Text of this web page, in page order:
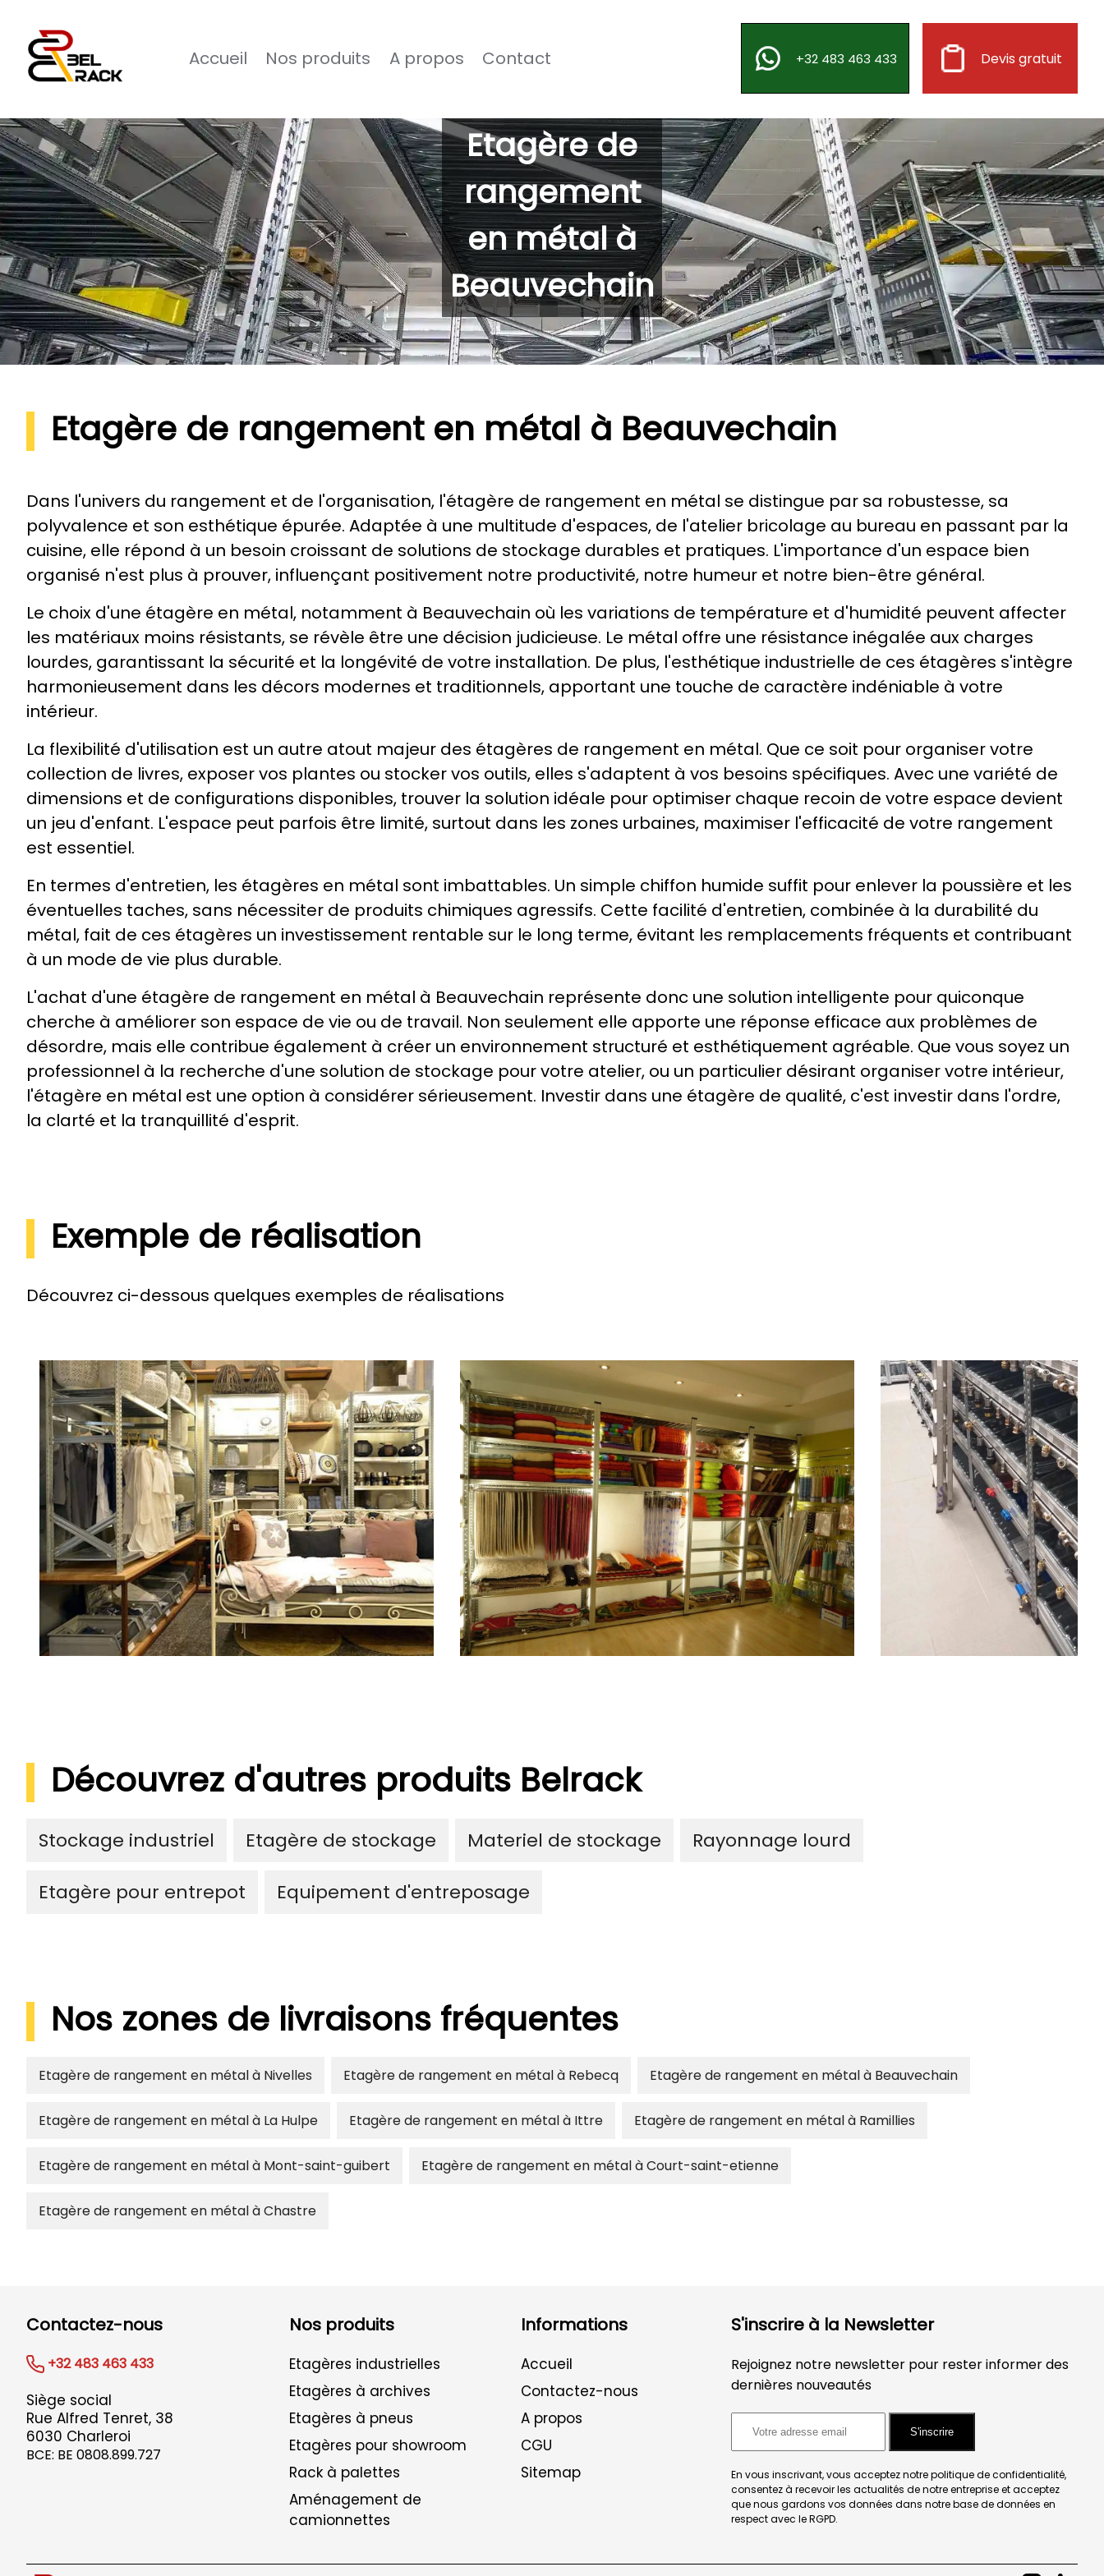
Accueil Nos produits A propos Contact +32 483 463 433 Devis gratuit
Etagère de
rangement
en métal à
Beauvechain
Etagère de rangement en métal à Beauvechain
Dans l'univers du rangement et de l'organisation, l'étagère de rangement en métal se distingue par sa robustesse, sa
polyvalence et son esthétique épurée. Adaptée à une multitude d'espaces, de l'atelier bricolage au bureau en passant par la
cuisine, elle répond à un besoin croissant de solutions de stockage durables et pratiques. L'importance d'un espace bien
organisé n'est plus à prouver, influençant positivement notre productivité, notre humeur et notre bien-être général.
Le choix d'une étagère en métal, notamment à Beauvechain où les variations de température et d'humidité peuvent affecter
les matériaux moins résistants, se révèle être une décision judicieuse. Le métal offre une résistance inégalée aux charges
lourdes, garantissant la sécurité et la longévité de votre installation. De plus, l'esthétique industrielle de ces étagères s'intègre
harmonieusement dans les décors modernes et traditionnels, apportant une touche de caractère indéniable à votre
intérieur.
La flexibilité d'utilisation est un autre atout majeur des étagères de rangement en métal. Que ce soit pour organiser votre
collection de livres, exposer vos plantes ou stocker vos outils, elles s'adaptent à vos besoins spécifiques. Avec une variété de
dimensions et de configurations disponibles, trouver la solution idéale pour optimiser chaque recoin de votre espace devient
un jeu d'enfant. L'espace peut parfois être limité, surtout dans les zones urbaines, maximiser l'efficacité de votre rangement
est essentiel.
En termes d'entretien, les étagères en métal sont imbattables. Un simple chiffon humide suffit pour enlever la poussière et les
éventuelles taches, sans nécessiter de produits chimiques agressifs. Cette facilité d'entretien, combinée à la durabilité du
métal, fait de ces étagères un investissement rentable sur le long terme, évitant les remplacements fréquents et contribuant
à un mode de vie plus durable.
L'achat d'une étagère de rangement en métal à Beauvechain représente donc une solution intelligente pour quiconque
cherche à améliorer son espace de vie ou de travail. Non seulement elle apporte une réponse efficace aux problèmes de
désordre, mais elle contribue également à créer un environnement structuré et esthétiquement agréable. Que vous soyez un
professionnel à la recherche d'une solution de stockage pour votre atelier, ou un particulier désirant organiser votre intérieur,
l'étagère en métal est une option à considérer sérieusement. Investir dans une étagère de qualité, c'est investir dans l'ordre,
la clarté et la tranquillité d'esprit.
Exemple de réalisation
Découvrez ci-dessous quelques exemples de réalisations
Découvrez d'autres produits Belrack
Stockage industriel Etagère de stockage Materiel de stockage Rayonnage lourd
Etagère pour entrepot Equipement d'entreposage
Nos zones de livraisons fréquentes
Etagère de rangement en métal à Nivelles Etagère de rangement en métal à Rebecq Etagère de rangement en métal à Beauvechain
Etagère de rangement en métal à La Hulpe Etagère de rangement en métal à Ittre Etagère de rangement en métal à Ramillies
Etagère de rangement en métal à Mont-saint-guibert Etagère de rangement en métal à Court-saint-etienne
Etagère de rangement en métal à Chastre
Contactez-nous
+32 483 463 433
Siège social
Rue Alfred Tenret, 38
6030 Charleroi
BCE: BE 0808.899.727
Nos produits
Etagères industrielles
Etagères à archives
Etagères à pneus
Etagères pour showroom
Rack à palettes
Aménagement de
camionnettes
Informations
Accueil
Contactez-nous
A propos
CGU
Sitemap
S'inscrire à la Newsletter
Rejoignez notre newsletter pour rester informer des
dernières nouveautés
S'inscrire
En vous inscrivant, vous acceptez notre politique de confidentialité,
consentez à recevoir les actualités de notre entreprise et acceptez
que nous gardons vos données dans notre base de données en
respect avec le RGPD.